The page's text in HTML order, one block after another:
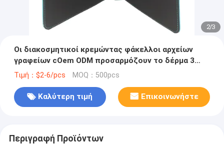
2/3
Οι διακοσμητικοί κρεμώντας φάκελλοι αρχείων
γραφείων cOem ODM προσαρμόζουν το δέρμα 3
σύνδεσμος δαχτυλιδιών
Τιμή：$2-6/pcs MOQ：500pcs
Καλύτερη τιμή Επικοινωνήστε
Περιγραφή Προϊόντων